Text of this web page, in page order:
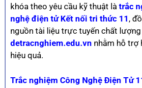
khóa theo yêu cầu kỹ thuật là trắc
nghệ điện tử Kết nối tri thức 11 ,
nguồn tài liệu trực tuyến chất
detracnghiem.edu.vn nhằm hỗ trợ
hiệu quả.
Trắc nghiệm Công Nghệ Điện Tử